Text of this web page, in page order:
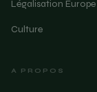
Légalisation Europe
Culture
A PROPOS